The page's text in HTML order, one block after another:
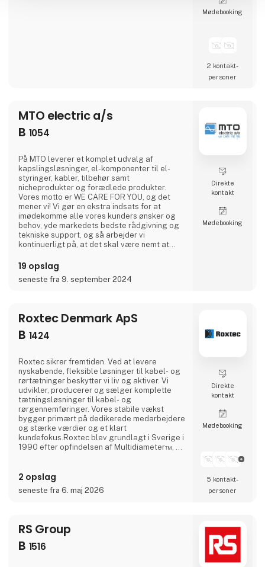
Møde­booking
2 kontakt­
personer
MTO electric a/s
B 1054
På MTO leverer et komplet udvalg af
kapslingsløsninger, el-komponenter til el-
styringer, kabler, tilbehør samt
nicheprodukter og forædlede produkter.
Vores motto er WE CARE FOR YOU, og det
mener vi! Vi gør en ekstra indsats for at
imødekomme alle vores kunders ønsker og
behov, yde markedets bedste rådgivning og
tekniske support, og så arbejder vi
kontinuerligt på, at det skal være nemt at
SORTIMENT:Vi leverer et bredt sortiment af
el-komponenter, skabe, bokse, kabler samt
tilbehør til disse. Du kan dermed samle
19 opslag
seneste fra 9. september 2024
Direkte
kontakt
Møde­booking
Roxtec Denmark ApS
B 1424
Roxtec sikrer fremtiden. Ved at levere
nyskabende, fleksible løsninger til kabel- og
rørtætninger beskytter vi liv og aktiver. Vi
udvikler, producerer og sælger komplette
tætningsløsninger til kabel- og
rørgennemføringer. Vores stabile vækst
bygger primært på dedikerede medarbejdere
og stærke værdier og et klart
kundefokus.Roxtec blev grundlagt i Sverige i
1990 efter opfindelsen af Multidiameter™, en
tætningsmoduler med aftagelige lag. Det
fleksible koncept revolutionerede processen
med kabelføring og rørinstallation ved at
2 opslag
seneste fra 6. maj 2026
Direkte
kontakt
Møde­booking
5 kontakt­
personer
RS Group
B 1516